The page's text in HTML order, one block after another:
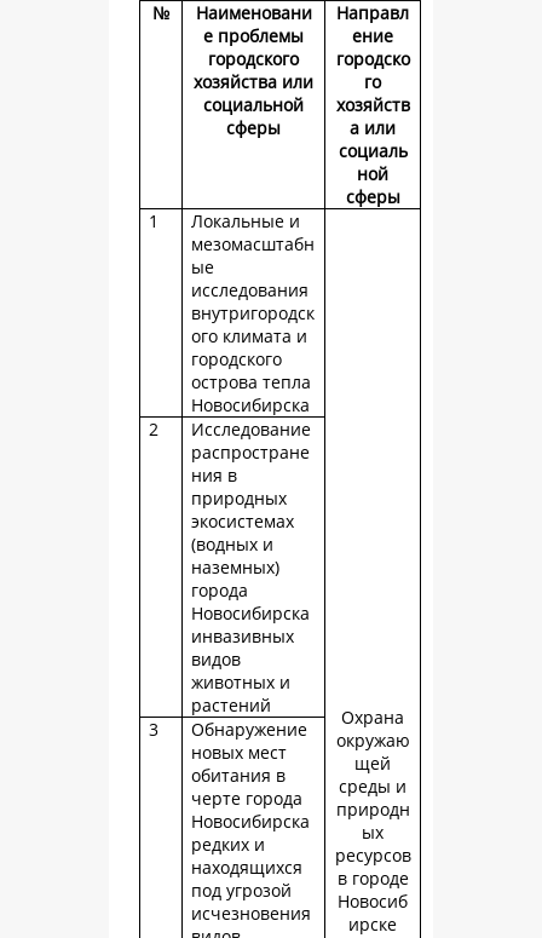
№
Наименовани
е проблемы
городского
хозяйства или
социальной
сферы
Направл
ение
городско
го
хозяйств
а или
социаль
ной
сферы
1
Локальные и
мезомасштабн
ые
исследования
внутригородск
ого климата и
городского
острова тепла
Новосибирска
Охрана
окружаю
щей
среды и
природн
ых
ресурсов
в городе
Новосиб
ирске
2
Исследование
распростране
ния в
природных
экосистемах
(водных и
наземных)
города
Новосибирска
инвазивных
видов
животных и
растений
3
Обнаружение
новых мест
обитания в
черте города
Новосибирска
редких и
находящихся
под угрозой
исчезновения